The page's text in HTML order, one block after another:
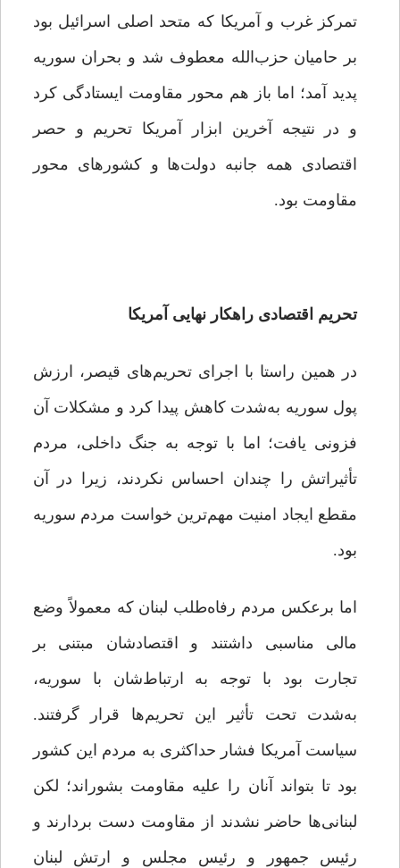
تمرکز غرب و آمریکا که متحد اصلی اسرائیل بود
بر حامیان حزب‌الله معطوف شد و بحران سوریه
پدید آمد؛ اما باز هم محور مقاومت ایستادگی کرد
و در نتیجه آخرین ابزار آمریکا تحریم و حصر
اقتصادی همه جانبه دولت‌ها و کشورهای محور
مقاومت بود.
تحریم اقتصادی راهکار نهایی آمریکا
در همین راستا با اجرای تحریم‌های قیصر، ارزش
پول سوریه به‌شدت کاهش پیدا کرد و مشکلات آن
فزونی یافت؛ اما با توجه به جنگ داخلی، مردم
تأثیراتش را چندان احساس نکردند، زیرا در آن
مقطع ایجاد امنیت مهم‌ترین خواست مردم سوریه
بود.
اما برعکس مردم رفاه‌طلب لبنان که معمولاً وضع
مالی مناسبی داشتند و اقتصادشان ‌مبتنی بر
تجارت بود با توجه به ارتباط‌شان با سوریه،
به‌شدت تحت تأثیر این تحریم‌ها قرار گرفتند.
سیاست آمریکا فشار حداکثری به مردم این کشور
بود تا بتواند آنان را علیه مقاومت بشوراند؛ لکن
لبنانی‌ها حاضر نشدند از مقاومت دست بردارند و
رئیس جمهور و رئیس مجلس و ارتش لبنان